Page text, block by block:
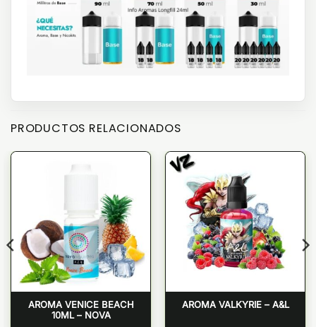
PRODUCTOS RELACIONADOS
AROMA VENICE BEACH
10ML – NOVA
AROMA VALKYRIE – A&L